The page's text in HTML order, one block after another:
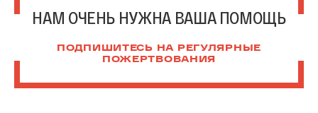
НАМ ОЧЕНЬ НУЖНА ВАША ПОМОЩЬ
ПОДПИШИТЕСЬ НА РЕГУЛЯРНЫЕ
ПОЖЕРТВОВАНИЯ